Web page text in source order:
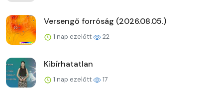
Versengő forróság (2026.08.05.)
1 nap ezelőtt 22
Kibírhatatlan
1 nap ezelőtt 17